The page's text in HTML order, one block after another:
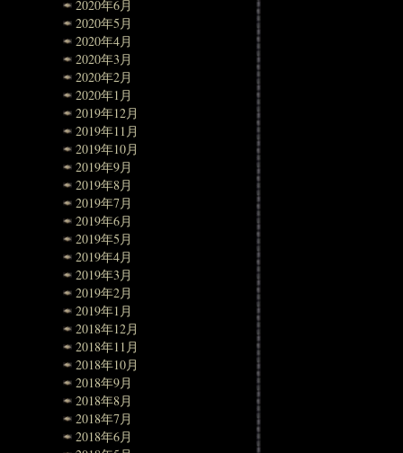
2020年6月
2020年5月
2020年4月
2020年3月
2020年2月
2020年1月
2019年12月
2019年11月
2019年10月
2019年9月
2019年8月
2019年7月
2019年6月
2019年5月
2019年4月
2019年3月
2019年2月
2019年1月
2018年12月
2018年11月
2018年10月
2018年9月
2018年8月
2018年7月
2018年6月